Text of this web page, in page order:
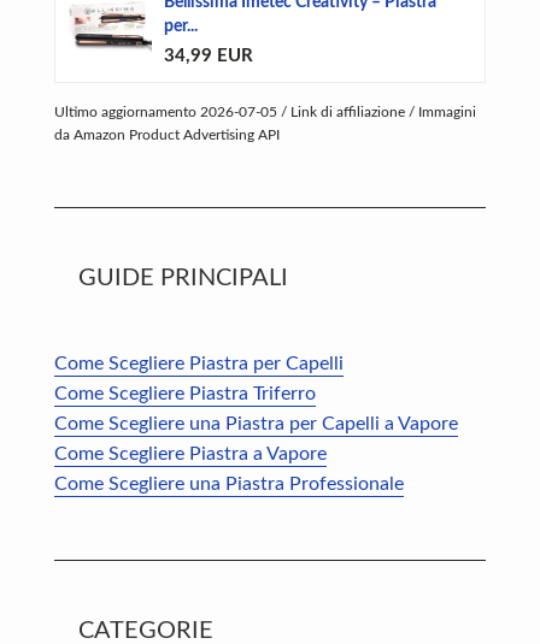
per...
34,99 EUR
Ultimo aggiornamento 2026-07-05 / Link di affiliazione / Immagini
da Amazon Product Advertising API
GUIDE PRINCIPALI
Come Scegliere Piastra per Capelli
Come Scegliere Piastra Triferro
Come Scegliere una Piastra per Capelli a Vapore
Come Scegliere Piastra a Vapore
Come Scegliere una Piastra Professionale
CATEGORIE